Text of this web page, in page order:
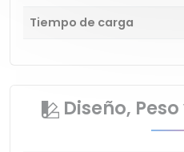
Tiempo de carga
Diseño,